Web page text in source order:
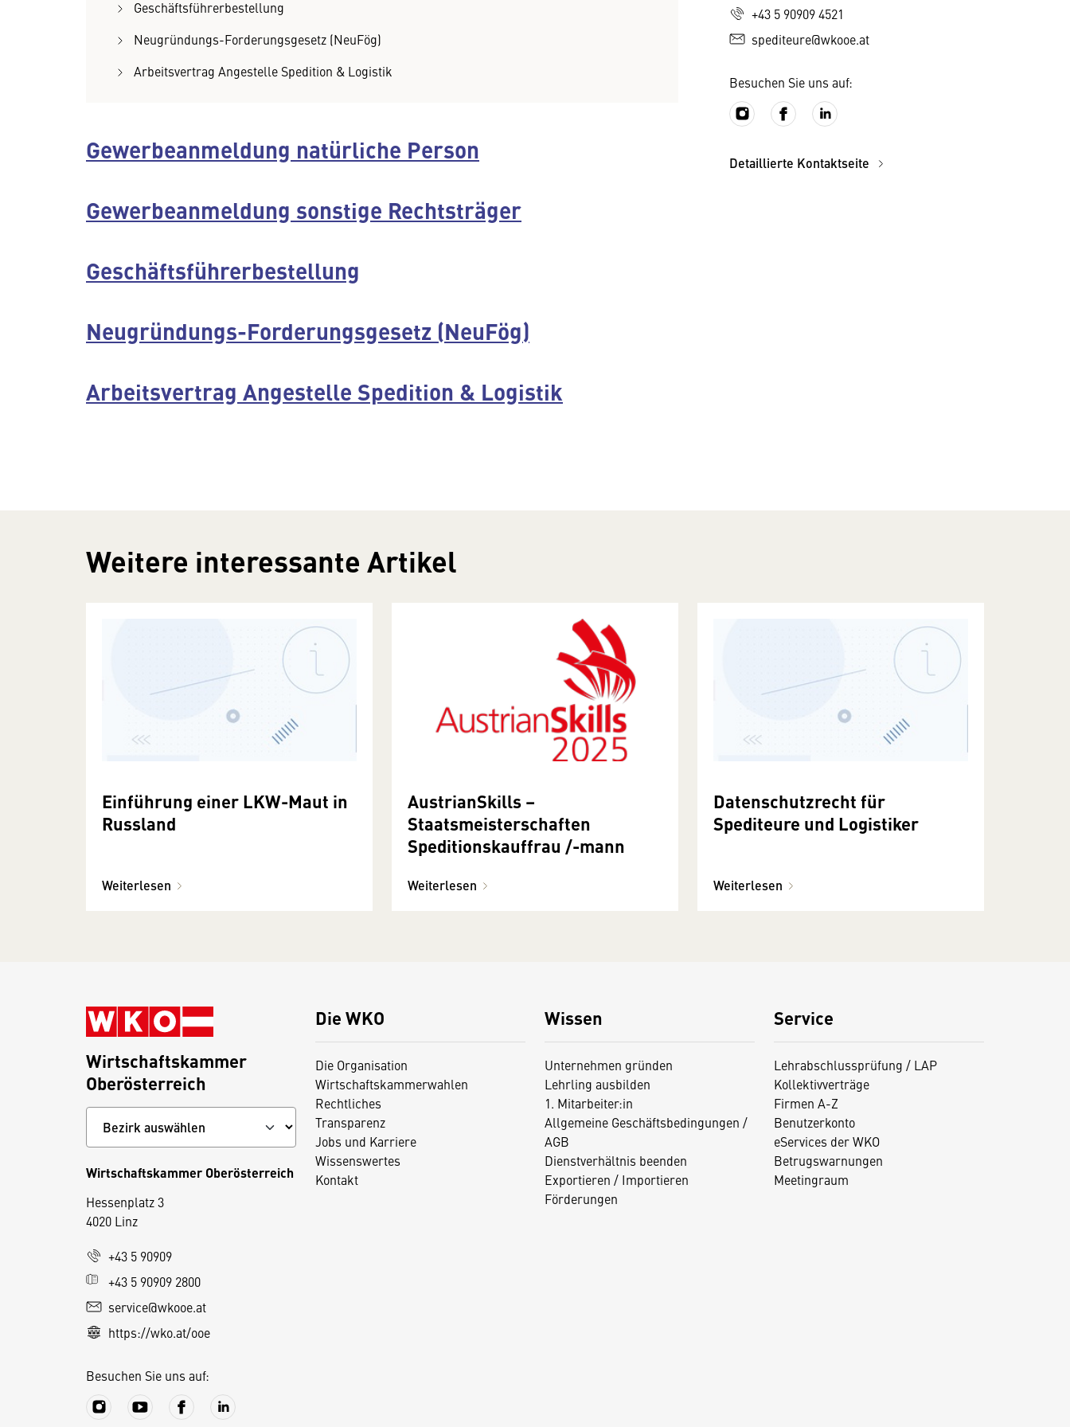
Geschäftsführerbestellung
Neugründungs-Forderungsgesetz (NeuFög)
Arbeitsvertrag Angestelle Spedition & Logistik
Gewerbeanmeldung natürliche Person
Gewerbeanmeldung sonstige Rechtsträger
Geschäftsführerbestellung
Neugründungs-Forderungsgesetz (NeuFög)
Arbeitsvertrag Angestelle Spedition & Logistik
+43 5 90909 4521
spediteure@wkooe.at
Besuchen Sie uns auf:
Detaillierte Kontaktseite
Weitere interessante Artikel
Einführung einer LKW-Maut in
Russland
Weiterlesen
AustrianSkills –
Staatsmeisterschaften
Speditionskauffrau /-mann
Weiterlesen
Datenschutzrecht für
Spediteure und Logistiker
Weiterlesen
Die WKO
Die Organisation
Wirtschaftskammerwahlen
Rechtliches
Transparenz
Jobs und Karriere
Wissenswertes
Kontakt
Wissen
Unternehmen gründen
Lehrling ausbilden
1. Mitarbeiter:in
Allgemeine Geschäftsbedingungen /
AGB
Dienstverhältnis beenden
Exportieren / Importieren
Förderungen
Service
Lehrabschlussprüfung / LAP
Kollektivverträge
Firmen A-Z
Benutzerkonto
eServices der WKO
Betrugswarnungen
Meetingraum
Wirtschaftskammer
Oberösterreich
Wirtschaftskammer Oberösterreich
Hessenplatz 3
4020 Linz
+43 5 90909
+43 5 90909 2800
service@wkooe.at
https://wko.at/ooe
Besuchen Sie uns auf: